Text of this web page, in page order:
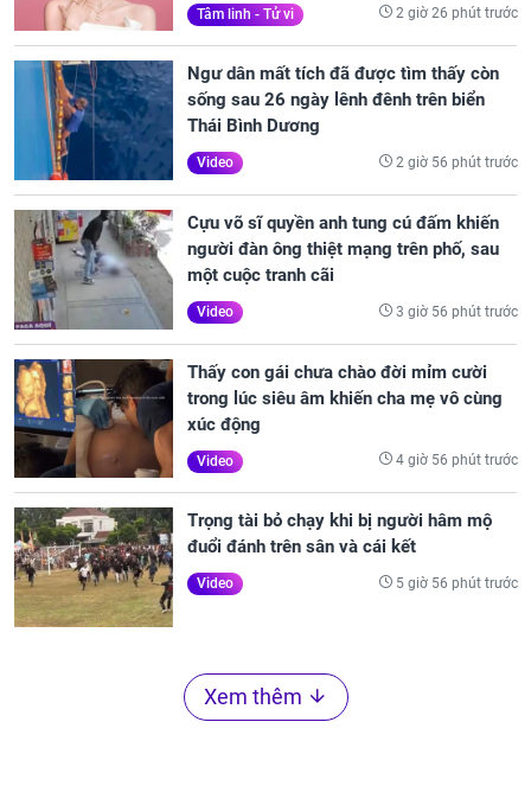
Tâm linh - Tử vi 2 giờ 26 phút trước
Ngư dân mất tích đã được tìm thấy còn
sống sau 26 ngày lênh đênh trên biển
Thái Bình Dương
Video 2 giờ 56 phút trước
Cựu võ sĩ quyền anh tung cú đấm khiến
người đàn ông thiệt mạng trên phố, sau
một cuộc tranh cãi
Video 3 giờ 56 phút trước
Thấy con gái chưa chào đời mỉm cười
trong lúc siêu âm khiến cha mẹ vô cùng
xúc động
Video 4 giờ 56 phút trước
Trọng tài bỏ chạy khi bị người hâm mộ
đuổi đánh trên sân và cái kết
Video 5 giờ 56 phút trước
Xem thêm